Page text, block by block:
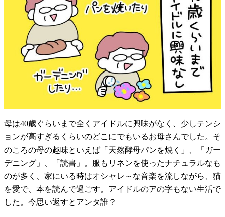
母は40歳ぐらいまで全くアイドルに興味がなく、少しテンシ
ョンが高すぎるくらいのどこにでもいるお母さんでした。そ
のころの母の趣味といえば「天然酵母パンを焼く」、「ガー
デニング」、「読書」。服もリネンを使ったナチュラルなも
のが多く、家にいる時はオシャレ～な音楽を流しながら、猫
を愛で、本を読んで過ごす。アイドルのアの字もない生活で
した。今思い返すとアンタ誰？